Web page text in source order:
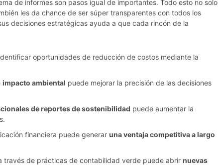
de informes son pasos igual de importantes. Todo esto no solo
les da chance de ser súper transparentes con todos los
decisiones estratégicas ayuda a que cada rincón de la
oportunidades de reducción de costos mediante la
impacto ambiental puede mejorar la precisión de las decisiones
de reportes de sostenibilidad puede aumentar la
financiera puede generar una ventaja competitiva a largo
través de prácticas de contabilidad verde puede abrir nuevas